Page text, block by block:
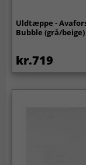
Uldtæppe -
Bubble (grå/beige)
kr.719